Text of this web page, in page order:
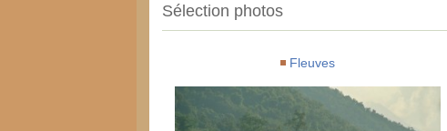
Sélection photos
Fleuves